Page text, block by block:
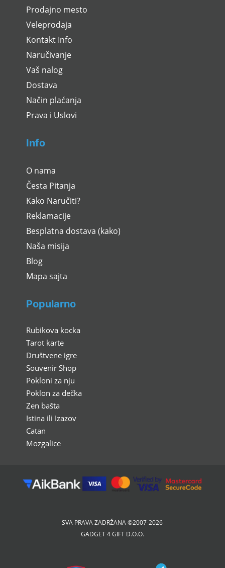
Prodajno mesto
Veleprodaja
Kontakt Info
Naručivanje
Vaš nalog
Dostava
Način plaćanja
Prava i Uslovi
Info
O nama
Česta Pitanja
Kako Naručiti?
Reklamacije
Besplatna dostava (kako)
Naša misija
Blog
Mapa sajta
Popularno
Rubikova kocka
Tarot karte
Društvene igre
Souvenir Shop
Pokloni za nju
Poklon za dečka
Zen bašta
Istina ili Izazov
Catan
Mozgalice
SVA PRAVA ZADRŽANA ©2007-2026
GADGET 4 GIFT D.O.O.